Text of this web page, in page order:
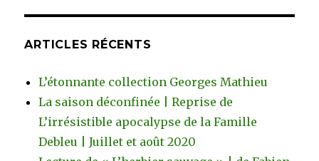
ARTICLES RÉCENTS
L’étonnante collection Georges Mathieu
La saison déconfinée | Reprise de
L’irrésistible apocalypse de la Famille
Debleu | Juillet et août 2020